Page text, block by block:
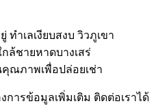
ำเลเงียบสงบ วิวภูเขา
ล้ชายหาดบางเสร่
ณภาพเพื่อปล่อยเช่า
ารข้อมูลเพิ่มเติม ติดต่อเราได้